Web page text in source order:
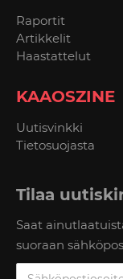
Raportit
Artikkelit
Haastattelut
KAAOSZINE
Uutisvinkki
Tietosuojasta
Tilaa
Saat
suoraan